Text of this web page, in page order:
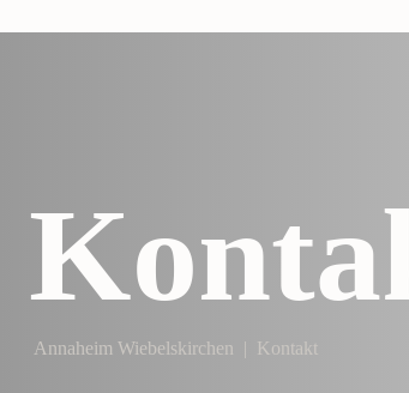
Annaheim Wiebelskirchen | Kontakt